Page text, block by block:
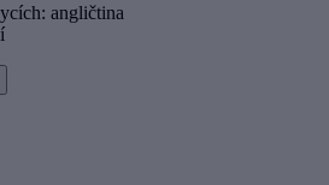
angličtina